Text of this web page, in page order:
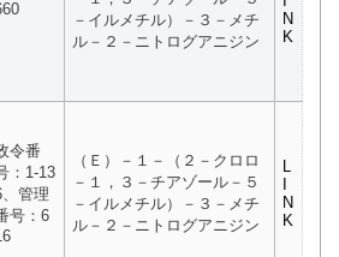
－イルメチル）－３－メチ
ル－２－ニトログアニジン
N
K
令番
：1-13
管理
号：6
（Ｅ）－１－（２－クロロ
－１，３－チアゾール－５
－イルメチル）－３－メチ
ル－２－ニトログアニジン
L
I
N
K